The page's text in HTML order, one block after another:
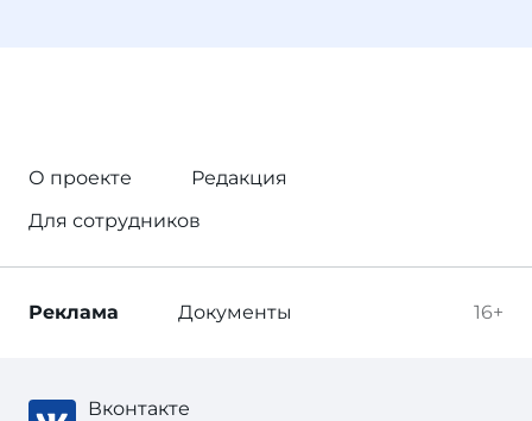
О проекте
Редакция
Для сотрудников
16+
Реклама Документы
Вконтакте